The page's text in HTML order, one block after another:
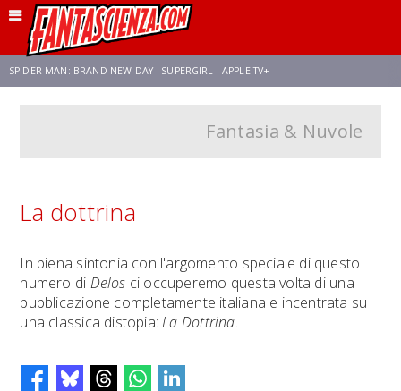
SPIDER-MAN: BRAND NEW DAY SUPERGIRL APPLE TV+
STAR TREK AVENGERS: DOOMSDAY
Fantasia & Nuvole
La dottrina
In piena sintonia con l'argomento speciale di questo
numero di Delos ci occuperemo questa volta di una
pubblicazione completamente italiana e incentrata su
una classica distopia:La Dottrina.